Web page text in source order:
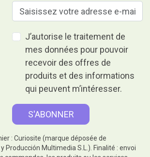
J’autorise le traitement de
mes données pour pouvoir
recevoir des offres de
produits et des informations
qui peuvent m’intéresser.
: Curiosite (marque déposée de
Producción Multimedia S.L.). Finalité : envoi